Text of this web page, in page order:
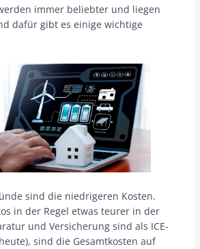
immer beliebter und liegen
dafür gibt es einige wichtige
sind die niedrigeren Kosten.
in der Regel etwas teurer in der
und Versicherung sind als ICE-
sind die Gesamtkosten auf